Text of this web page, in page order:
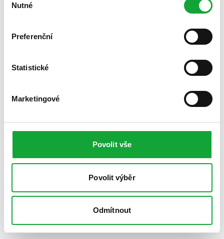
souhlasu
Nutné
Preferenční
Statistické
Marketingové
Povolit vše
Povolit výběr
Odmítnout